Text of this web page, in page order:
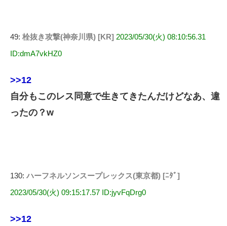
49: 栓抜き攻撃(神奈川県) [KR] 2023/05/30(火) 08:10:56.31
ID:dmA7vkHZ0
>>12
自分もこのレス同意で生きてきたんだけどなあ、違
ったの？w
130: ハーフネルソンスープレックス(東京都) [ﾆﾀﾞ]
2023/05/30(火) 09:15:17.57 ID:jyvFqDrg0
>>12